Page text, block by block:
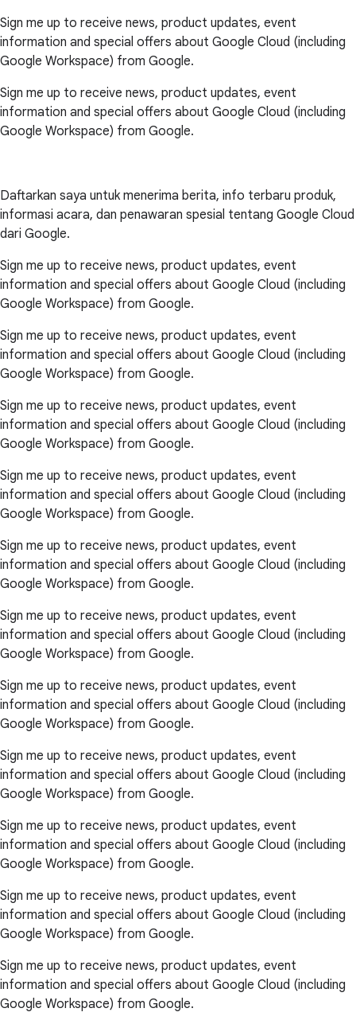
Sign me up to receive news, product updates, event
information and special offers about Google Cloud (including
Google Workspace) from Google.
Sign me up to receive news, product updates, event
information and special offers about Google Cloud (including
Google Workspace) from Google.
Daftarkan saya untuk menerima berita, info terbaru produk,
informasi acara, dan penawaran spesial tentang Google Cloud
dari Google.
Sign me up to receive news, product updates, event
information and special offers about Google Cloud (including
Google Workspace) from Google.
Sign me up to receive news, product updates, event
information and special offers about Google Cloud (including
Google Workspace) from Google.
Sign me up to receive news, product updates, event
information and special offers about Google Cloud (including
Google Workspace) from Google.
Sign me up to receive news, product updates, event
information and special offers about Google Cloud (including
Google Workspace) from Google.
Sign me up to receive news, product updates, event
information and special offers about Google Cloud (including
Google Workspace) from Google.
Sign me up to receive news, product updates, event
information and special offers about Google Cloud (including
Google Workspace) from Google.
Sign me up to receive news, product updates, event
information and special offers about Google Cloud (including
Google Workspace) from Google.
Sign me up to receive news, product updates, event
information and special offers about Google Cloud (including
Google Workspace) from Google.
Sign me up to receive news, product updates, event
information and special offers about Google Cloud (including
Google Workspace) from Google.
Sign me up to receive news, product updates, event
information and special offers about Google Cloud (including
Google Workspace) from Google.
Sign me up to receive news, product updates, event
information and special offers about Google Cloud (including
Google Workspace) from Google.